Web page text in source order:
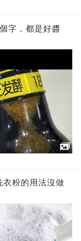
字，都是好醬
粉的用法沒做